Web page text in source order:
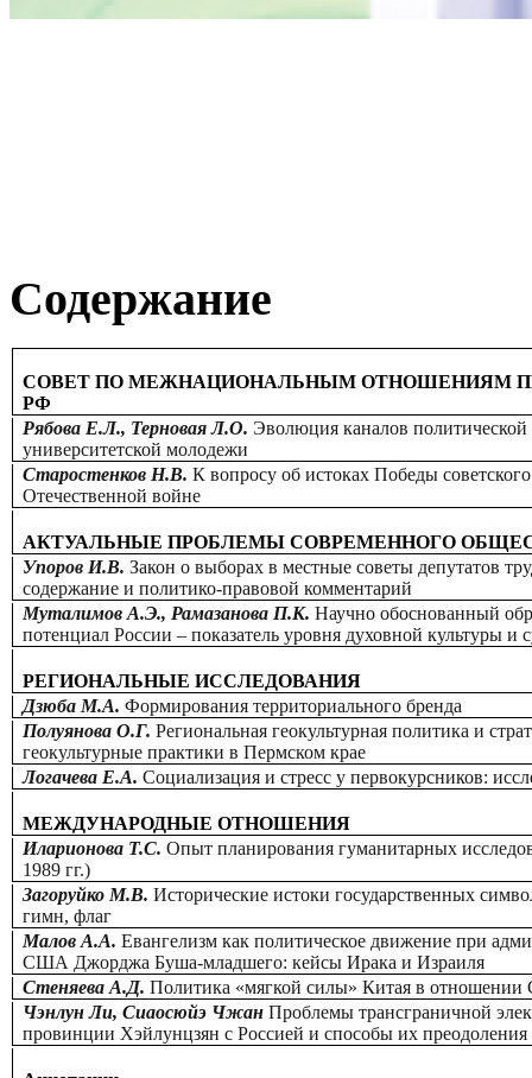
Содержание
СОВЕТ ПО МЕЖНАЦИОНАЛЬНЫМ ОТНОШЕНИЯМ
РФ
Рябова Е.Л., Терновая Л.О. Эволюция каналов
университетской молодежи
Старостенков Н.В. К вопросу об истоках Победы
Отечественной войне
АКТУАЛЬНЫЕ ПРОБЛЕМЫ СОВРЕМЕННОГО
Упоров И.В. Закон о выборах в местные советы депутатов
содержание и политико-правовой комментарий
Муталимов А.Э., Рамазанова П.К. Научно обоснованный
потенциал России – показатель уровня духовной культуры и
РЕГИОНАЛЬНЫЕ ИССЛЕДОВАНИЯ
Дзюба М.А. Формирования территориального бренда
Полуянова О.Г. Региональная геокультурная политика и
геокультурные практики в Пермском крае
Логачева Е.А. Социализация и стресс у первокурсников:
МЕЖДУНАРОДНЫЕ ОТНОШЕНИЯ
Иларионова Т.С. Опыт планирования гуманитарных
1989 гг.)
Загоруйко М.В. Исторические истоки государственных
гимн, флаг
Малов А.А. Евангелизм как политическое движение при
США Джорджа Буша-младшего: кейсы Ирака и Израиля
Стеняева А.Д. Политика «мягкой силы» Китая в отношении
Чэнлун Ли, Сиаосюйэ Чжан Проблемы трансграничной
провинции Хэйлунцзян с Россией и способы их преодоления